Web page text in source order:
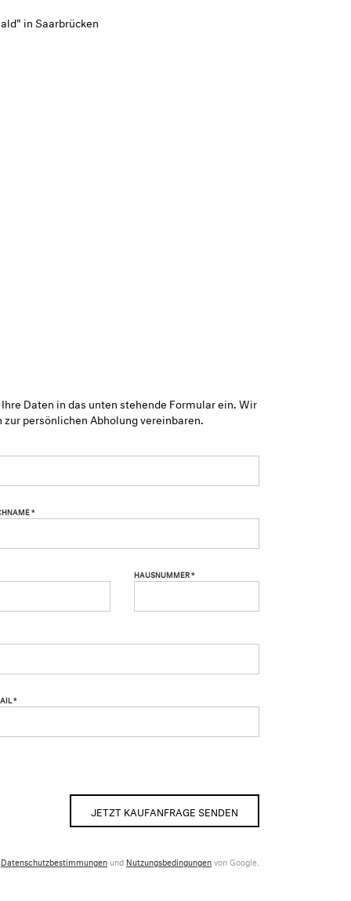
in Saarbrücken
Daten in das unten stehende Formular ein. Wir
persönlichen Abholung vereinbaren.
*
HAUSNUMMER *
*
JETZT KAUFANFRAGE SENDEN
Datenschutzbestimmungen und Nutzungsbedingungenvon Google.